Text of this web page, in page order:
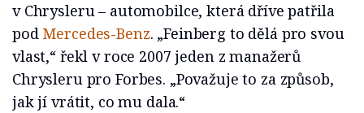
v Chrysleru – automobilce, která dříve patřila
pod Mercedes-Benz. „Feinberg to dělá pro svou
vlast,“ řekl v roce 2007 jeden z manažerů
Chrysleru pro Forbes. „Považuje to za způsob,
jak jí vrátit, co mu dala.“